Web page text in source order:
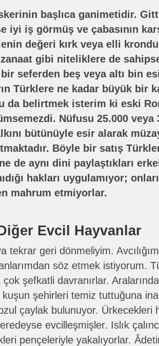
başlıca ganimetidir.
iyi iş görmüş ve çabasının
değeri kırk veya elli
gibi niteliklere de
seferden beş veya altı bin
Türklere ne kadar büyük bir
da belirtmek isterim ki eski
Nüfusu 25.000 veya
bütünüyle esir alarak
Böyle bir satış
de aynı dini paylaştıkları
hakları uygulamıyor;
mahrum etmiyorlar.
Evcil Hayvanlar
tekrar geri dönmeliyim.
söz etmek istiyorum.
şefkatli davranırlar.
şehirleri temiz tuttuğuna
çaylak bulunuyor. Ürkecekleri
evcilleşmişler. Islık
pençeleriyle yakalıyorlar.